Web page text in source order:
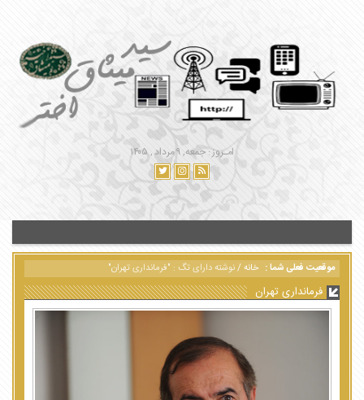
امـروز : جمعه, ۹ مرداد , ۱۴۰۵
موقعیت فعلی شما : خانه/نوشته دارای تگ : "فرمانداری تهران"
فرمانداری تهران